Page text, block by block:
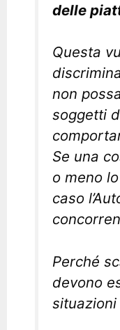
delle
Questa
non
soggetti
Se una
o meno
caso
Perché
devono
situazioni